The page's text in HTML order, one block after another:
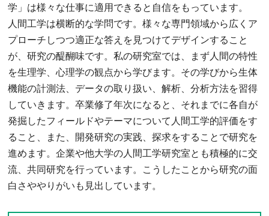
学」は様々な仕事に適用できると自信をもっています。
人間工学は横断的な学問です。様々な専門領域から広くア
プローチしつつ適正な答えを見つけてデザインすること
が、研究の醍醐味です。私の研究室では、まず人間の特性
を生理学、心理学の観点から学びます。その学びから生体
機能の計測法、データの取り扱い、解析、分析方法を習得
していきます。卒業修了年次になると、それまでに各自が
発掘したフィールドやテーマについて人間工学的評価をす
ること、また、開発研究の実践、探求をすることで研究を
進めます。企業や他大学の人間工学研究室とも積極的に交
流、共同研究を行っています。こうしたことから研究の面
白さややりがいも見出しています。